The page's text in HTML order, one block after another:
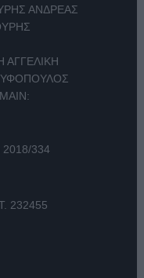
ΑΝΔΡΕΑΣ
334
232455